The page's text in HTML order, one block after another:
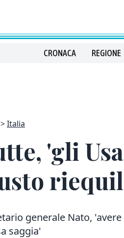
CRONACA REGIONE
Italia
'gli
generale Nato,
saggia'